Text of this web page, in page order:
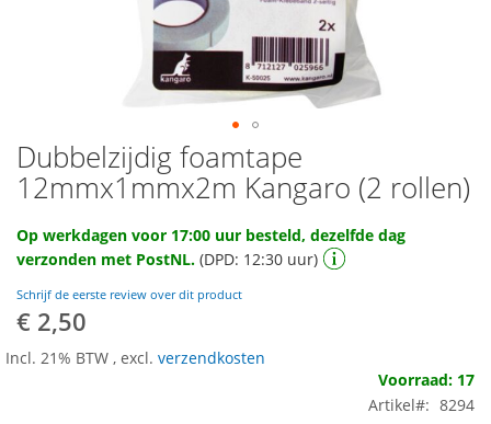
Ga
naar
het
van
de
gallerij
Dubbelzijdig foamtape
12mmx1mmx2m Kangaro (2 rollen)
Op werkdagen voor 17:00 uur besteld, dezelfde dag
verzonden met PostNL. (DPD: 12:30 uur)
Schrijf de eerste review over dit product
€ 2,50
Incl. 21% BTW , excl. verzendkosten
Voorraad: 17
Artikel
8294